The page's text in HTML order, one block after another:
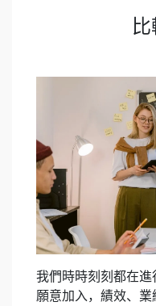
我們時時刻刻都在
願意加入，績效、